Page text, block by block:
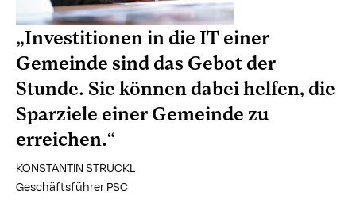
„Investitionen in die IT einer
Gemeinde sind das Gebot der
Stunde. Sie können dabei helfen, die
Sparziele einer Gemeinde zu
erreichen.“
KONSTANTIN STRUCKL
Geschäftsführer PSC